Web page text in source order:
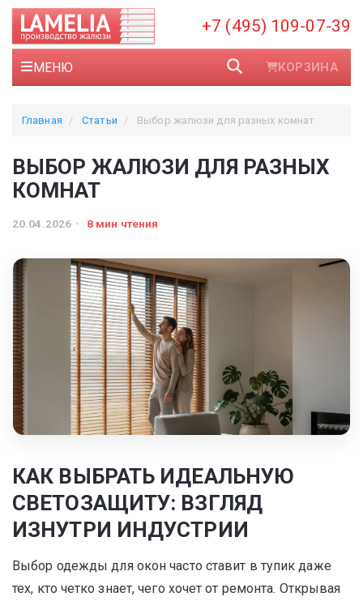
+7 (495) 109-07-39
МЕНЮ КОРЗИНА
Главная Статьи Выбор жалюзи для разных комнат
ВЫБОР ЖАЛЮЗИ ДЛЯ РАЗНЫХ
КОМНАТ
20.04.2026 8 мин чтения
КАК ВЫБРАТЬ ИДЕАЛЬНУЮ
СВЕТОЗАЩИТУ: ВЗГЛЯД
ИЗНУТРИ ИНДУСТРИИ
Выбор одежды для окон часто ставит в тупик даже
тех, кто четко знает, чего хочет от ремонта. Открывая